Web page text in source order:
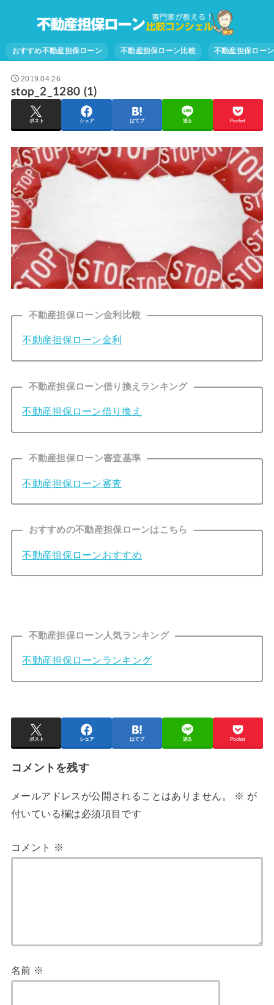
おすすめ不動産担保ローン 不動産担保ローン比較 不動産担保ロー
2019.04.26
stop_2_1280 (1)
ポスト シェア はてブ 送る Pocket
不動産担保ローン金利比較
不動産担保ローン金利
不動産担保ローン借り換えランキング
不動産担保ローン借り換え
不動産担保ローン審査基準
不動産担保ローン審査
おすすめの不動産担保ローンはこちら
不動産担保ローンおすすめ
不動産担保ローン人気ランキング
不動産担保ローンランキング
ポスト シェア はてブ 送る Pocket
コメントを残す
メールアドレスが公開されることはありません。 ※ が
付いている欄は必須項目です
コメント ※
名前 ※